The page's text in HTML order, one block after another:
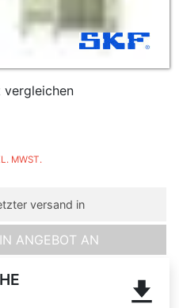
vergleichen
MWST.
versand in
ANGEBOT AN